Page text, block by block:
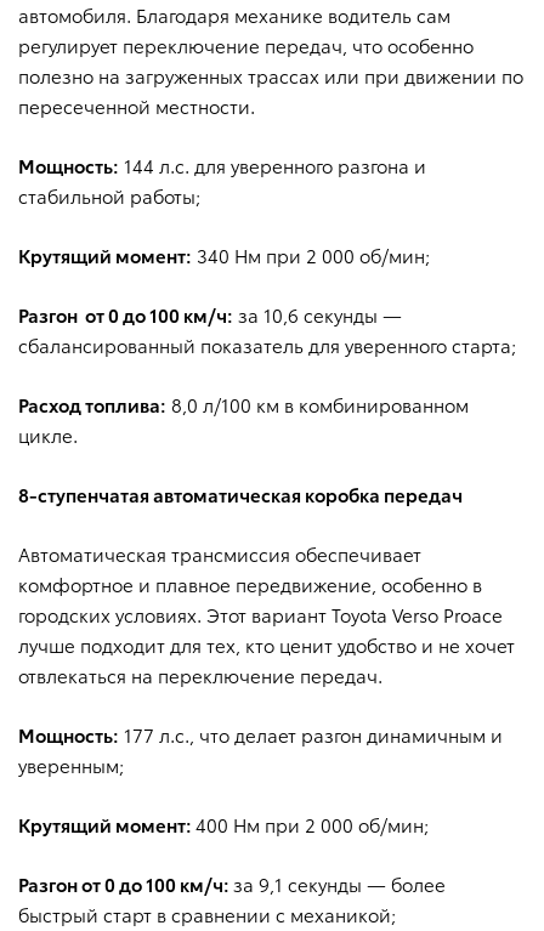
Акустическая система на 8 динамиков
Акустическая система на 4 динамика
Радиоприемник FM/DAB
Мультимедийная система с 10-дюймовым цветным
сенсорным дисплеем
Мультимедийная система с 5-дюймовым монохромным
Подключение и синхронизация
порт USB для передачи данных и зарядки
поддержка систем Apple CarPlay и Android Auto
автомобиля. Благодаря механике водитель сам
регулирует переключение передач, что особенно
полезно на загруженных трассах или при движении по
пересеченной местности.
Мощность: 144 л.с. для уверенного разгона и
стабильной работы;
Крутящий момент: 340 Нм при 2 000 об/мин;
Разгон от 0 до 100 км/ч: за 10,6 секунды —
сбалансированный показатель для уверенного старта;
Расход топлива: 8,0 л/100 км в комбинированном
цикле.
8-ступенчатая автоматическая коробка передач
Автоматическая трансмиссия обеспечивает
комфортное и плавное передвижение, особенно в
городских условиях. Этот вариант Toyota Verso Proace
лучше подходит для тех, кто ценит удобство и не хочет
отвлекаться на переключение передач.
Мощность: 177 л.с., что делает разгон динамичным и
уверенным;
Крутящий момент:400 Нм при 2 000 об/мин;
Разгон от 0 до 100 км/ч:за 9,1 секунды — более
быстрый старт в сравнении с механикой;